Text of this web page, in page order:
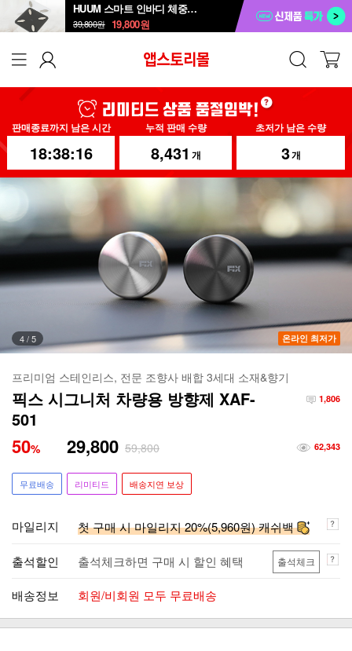
HUUM 스마트 인바디 체중계 SB-108B
39,800원 19,800원
판매종료까지 남은 시간
18:38:13
누적 판매 수량
8,431 개
초저가 남은 수량
3개
5/5 온라인 최저가
프리미엄 스테인리스, 전문 조향사 배합 3세대 소재&향기
픽스 시그니처 차량용 방향제 XAF-
501
1,806
50% 29,800 59,800 62,343
무료배송 리미티드 배송지연 보상
마일리지 첫 구매 시 마일리지 20%(5,960원) 캐쉬백
출석할인 출석체크하면 구매 시 할인 혜택 출석체크
배송정보 회원/비회원 모두 무료배송